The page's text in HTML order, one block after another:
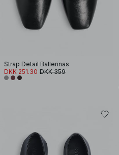
Strap Detail Ballerinas
DKK 251.30 DKK 359